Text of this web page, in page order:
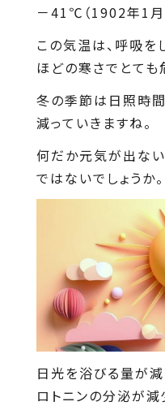
－41℃（1902年1月
この気温は、呼吸
ほどの寒さでとても
冬の季節は日照時
減っていきますね。
何だか元気が出な
ではないでしょうか。
日光を浴びる量が
ロトニンの分泌が